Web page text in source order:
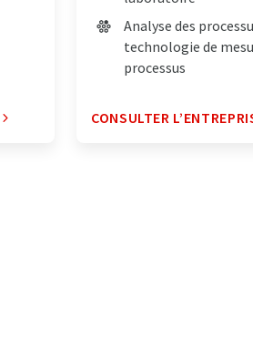
Analyse des
technologie de
processus
CONSULTER